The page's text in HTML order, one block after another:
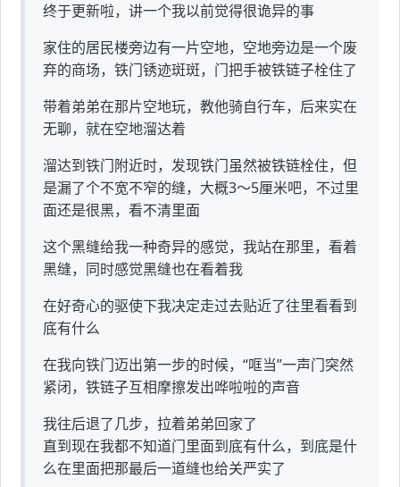
终于更新啦，讲一个我以前觉得很诡异的事
家住的居民楼旁边有一片空地，空地旁边是一个废
弃的商场，铁门锈迹斑斑，门把手被铁链子栓住了
带着弟弟在那片空地玩，教他骑自行车，后来实在
无聊，就在空地溜达着
溜达到铁门附近时，发现铁门虽然被铁链栓住，但
是漏了个不宽不窄的缝，大概3～5厘米吧，不过里
面还是很黑，看不清里面
这个黑缝给我一种奇异的感觉，我站在那里，看着
黑缝，同时感觉黑缝也在看着我
在好奇心的驱使下我决定走过去贴近了往里看看到
底有什么
在我向铁门迈出第一步的时候，“哐当”一声门突然
紧闭，铁链子互相摩擦发出哗啦啦的声音
我往后退了几步，拉着弟弟回家了
直到现在我都不知道门里面到底有什么，到底是什
么在里面把那最后一道缝也给关严实了